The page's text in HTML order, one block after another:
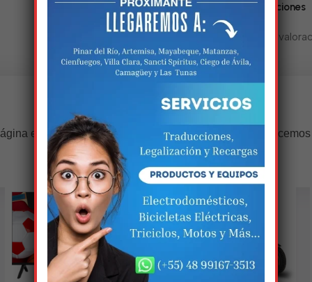
Valoraciones
No hay
Estamos trabalhando nisso!
estará disponível com novidades incríveis.
compreensão.